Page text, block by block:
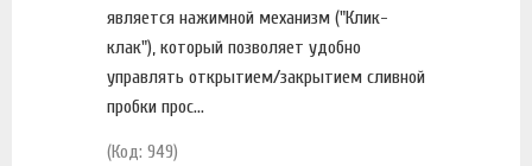
является нажимной механизм ("Клик-
клак"), который позволяет удобно
управлять открытием/закрытием сливной
пробки прос...
(Код: 949)